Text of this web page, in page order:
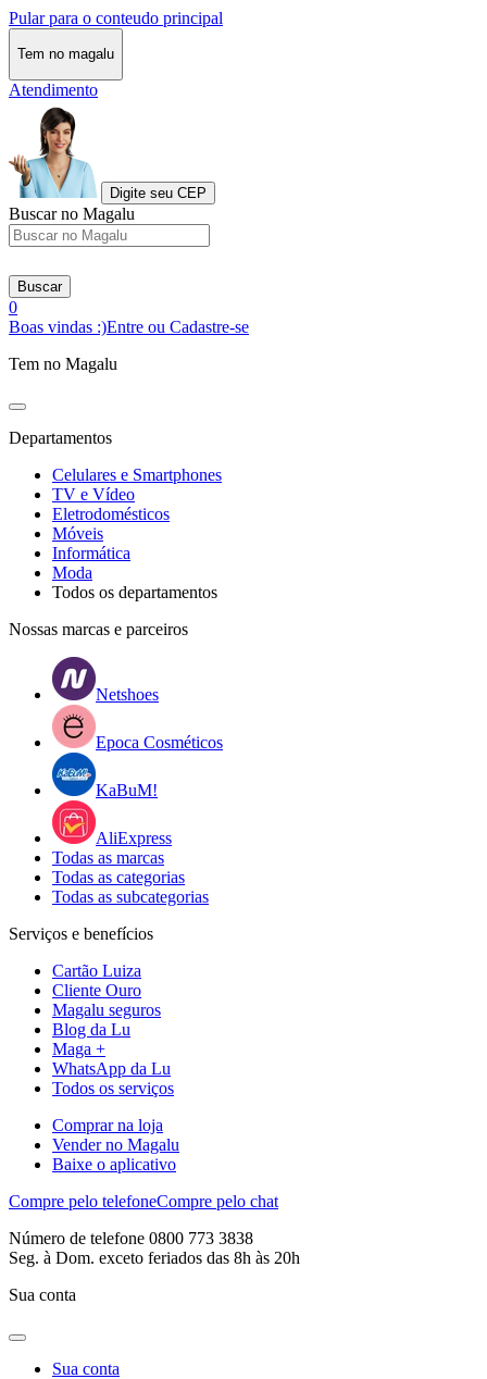
Pular para o conteudo principal
Tem no magalu
Atendimento
Digite seu CEP
Buscar no Magalu
Buscar
0
Boas vindas :)Entre ou Cadastre-se
Tem no Magalu
Departamentos
Celulares e Smartphones
TV e Vídeo
Eletrodomésticos
Móveis
Informática
Moda
Todos os departamentos
Nossas marcas e parceiros
Netshoes
Epoca Cosméticos
KaBuM!
AliExpress
Todas as marcas
Todas as categorias
Todas as subcategorias
Serviços e benefícios
Cartão Luiza
Cliente Ouro
Magalu seguros
Blog da Lu
Maga +
WhatsApp da Lu
Todos os serviços
Comprar na loja
Vender no Magalu
Baixe o aplicativo
Compre pelo telefoneCompre pelo chat
Número de telefone 0800 773 3838
Seg. à Dom. exceto feriados das 8h às 20h
Sua conta
Sua conta